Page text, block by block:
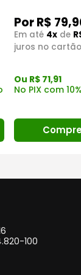
Por R$
Em até 4x de
juros no cartão
Ou R$ 71,91
No PIX com
100